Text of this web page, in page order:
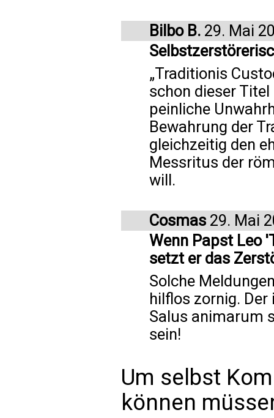
Bilbo B. 29. Mai
„Traditionis
schon dieser
peinliche
Bewahrung der
gleichzeitig den
Messritus der
will.
Cosmas 29. Mai
Wenn Papst Leo
setzt er das
Solche
hilflos zornig.
Salus animarum
sein!
Um selbst
können